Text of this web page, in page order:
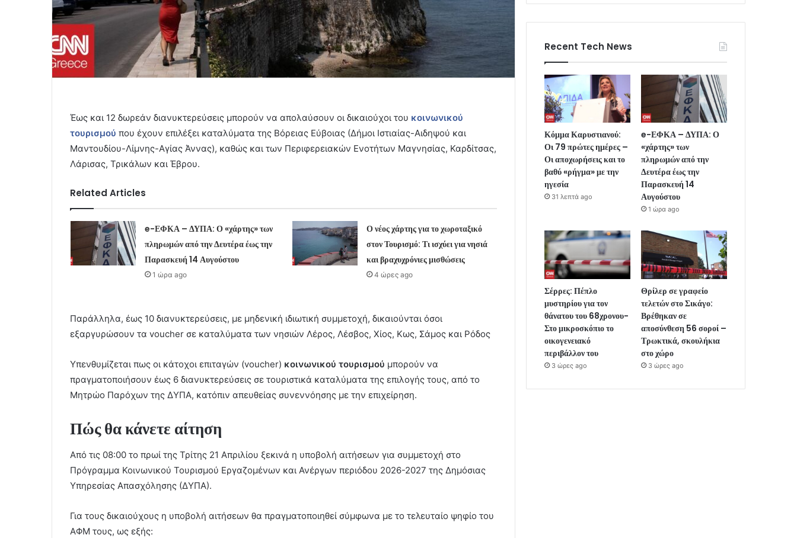
Έως και 12 δωρεάν διανυκτερεύσεις μπορούν να απολαύσουν οι δικαιούχοι του κοινωνικού
τουρισμού που έχουν επιλέξει καταλύματα της Βόρειας Εύβοιας (Δήμοι Ιστιαίας-Αιδηψού και
Μαντουδίου-Λίμνης-Αγίας Άννας), καθώς και των Περιφερειακών Ενοτήτων Μαγνησίας, Καρδίτσας,
Λάρισας, Τρικάλων και Έβρου.
Related Articles
e-ΕΦΚΑ – ΔΥΠΑ: Ο «χάρτης» των
πληρωμών από την Δευτέρα έως την
Παρασκευή 14 Αυγούστου
1 ώρα ago
Ο νέος χάρτης για το χωροταξικό
στον Τουρισμό: Τι ισχύει για νησιά
και βραχυχρόνιες μισθώσεις
4 ώρες ago
Παράλληλα, έως 10 διανυκτερεύσεις, με μηδενική ιδιωτική συμμετοχή, δικαιούνται όσοι
εξαργυρώσουν τα voucher σε καταλύματα των νησιών Λέρος, Λέσβος, Χίος, Κως, Σάμος και Ρόδος
Υπενθυμίζεται πως οι κάτοχοι επιταγών (voucher) κοινωνικού τουρισμού μπορούν να
πραγματοποιήσουν έως 6 διανυκτερεύσεις σε τουριστικά καταλύματα της επιλογής τους, από το
Μητρώο Παρόχων της ΔΥΠΑ, κατόπιν απευθείας συνεννόησης με την επιχείρηση.
Πώς θα κάνετε αίτηση
Από τις 08:00 το πρωί της Τρίτης 21 Απριλίου ξεκινά η υποβολή αιτήσεων για συμμετοχή στο
Πρόγραμμα Κοινωνικού Τουρισμού Εργαζομένων και Ανέργων περιόδου 2026-2027 της Δημόσιας
Υπηρεσίας Απασχόλησης (ΔΥΠΑ).
Για τους δικαιούχους η υποβολή αιτήσεων θα πραγματοποιηθεί σύμφωνα με το τελευταίο ψηφίο του
ΑΦΜ τους, ως εξής:
Recent Tech News
Κόμμα Καρυστιανού:
Οι 79 πρώτες ημέρες –
Οι αποχωρήσεις και το
βαθύ «ρήγμα» με την
ηγεσία
31 λεπτά ago
e-ΕΦΚΑ – ΔΥΠΑ: Ο
«χάρτης» των
πληρωμών από την
Δευτέρα έως την
Παρασκευή 14
Αυγούστου
1 ώρα ago
Σέρρες: Πέπλο
μυστηρίου για τον
θάνατου του 68χρονου-
Στο μικροσκόπιο το
οικογενειακό
περιβάλλον του
3 ώρες ago
Θρίλερ σε γραφείο
τελετών στο Σικάγο:
Βρέθηκαν σε
αποσύνθεση 56 σοροί –
Τρωκτικά, σκουλήκια
στο χώρο
3 ώρες ago